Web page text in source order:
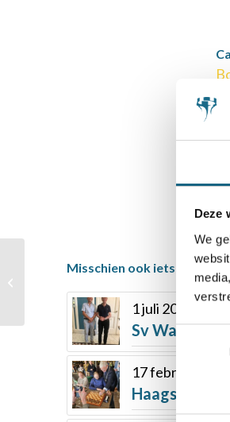
Deze
We
Misschien ook iets voor u
1 juli 2025
Sv
17 februari 2026
Haagse
Raghav en Doudou
winnen NK D titels